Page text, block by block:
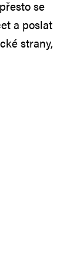
se
a poslat
strany,